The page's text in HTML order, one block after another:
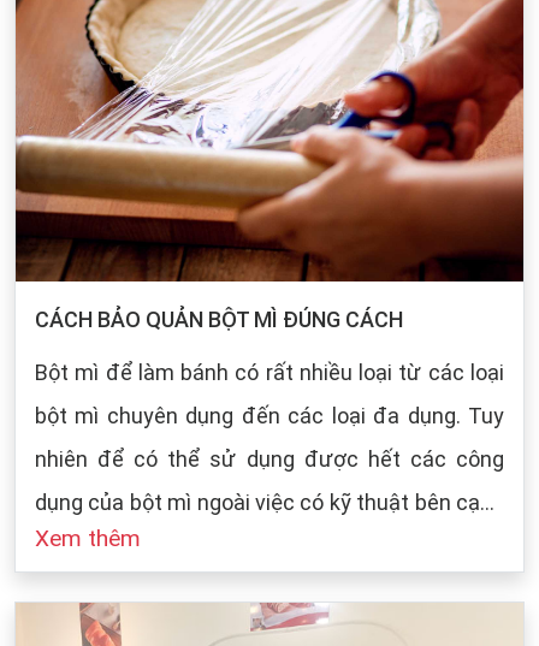
CÁCH BẢO QUẢN BỘT MÌ ĐÚNG CÁCH
Bột mì để làm bánh có rất nhiều loại từ các loại
bột mì chuyên dụng đến các loại đa dụng. Tuy
nhiên để có thể sử dụng được hết các công
dụng của bột mì ngoài việc có kỹ thuật bên cạnh
đó cũng dựa vào sự bảo quản của chúng ta khi
cách bảo quản chung cho các loại bột mì:
Xem thêm